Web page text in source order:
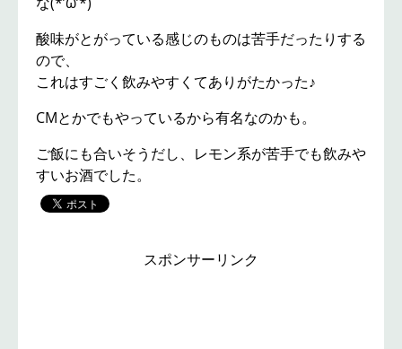
酸味がとがっている感じのものは苦手だったりする
ので、
これはすごく飲みやすくてありがたかった♪
CMとかでもやっているから有名なのかも。
ご飯にも合いそうだし、レモン系が苦手でも飲みや
すいお酒でした。
スポンサーリンク